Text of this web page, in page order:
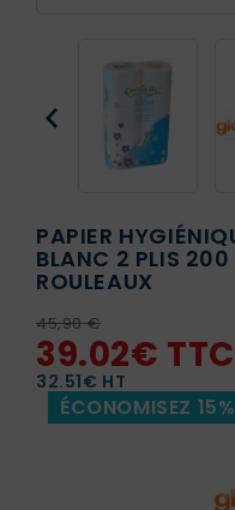
PAPIER
BLANC 2 PLIS
ROULEAUX
45,90 €
39.02€ TTC
32.51€ HT
ÉCONOMISEZ 15%